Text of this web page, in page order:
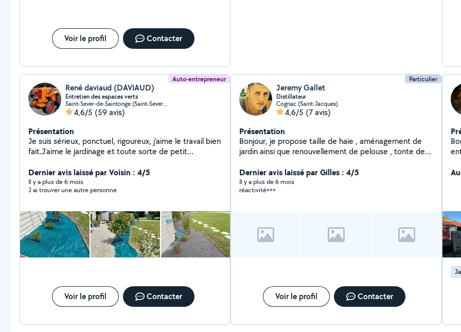
Voir le profil Contacter
Auto-entrepreneur
René daviaud (DAVIAUD)
Entretien des espaces verts
Saint-Sever-de-Saintonge (Saint-Sever-de-Saintonge)
4,6/5 (59 avis)
Présentation
Je suis sérieux, ponctuel, rigoureux, j'aime le travail bien
fait.J'aime le jardinage et toute sorte de petit
Dernier avis laissé par Voisin : 4/5
Il y a plus de 6 mois
J ai trouver une autre personne
Voir le profil Contacter
Particulier
Jeremy Gallet
Distillateur
Cognac (Saint-Jacques)
4,6/5 (7 avis)
Présentation
Bonjour, je propose taille de haie , aménagement de
jardin ainsi que renouvellement de pelouse , tonte de
). Pour plus de renseignements me contacter
Dernier avis laissé par Gilles : 4/5
Il y a plus de 6 mois
réactivité+++
Voir le profil Contacter
Bonjour